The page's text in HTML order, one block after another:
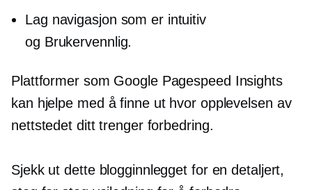
Lag navigasjon som er intuitiv
og Brukervennlig.
Plattformer som Google Pagespeed Insights
kan hjelpe med å finne ut hvor opplevelsen av
nettstedet ditt trenger forbedring.
Sjekk ut dette blogginnlegget for en detaljert,